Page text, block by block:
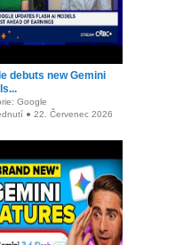
debuts new Gemini
Google
● 22. Červenec 2026